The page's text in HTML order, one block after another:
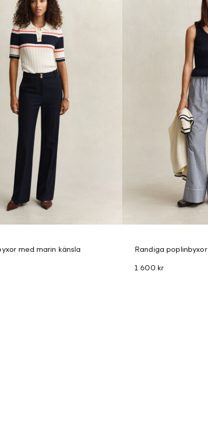
med marin känsla Randiga poplinbyxor
1 600 kr